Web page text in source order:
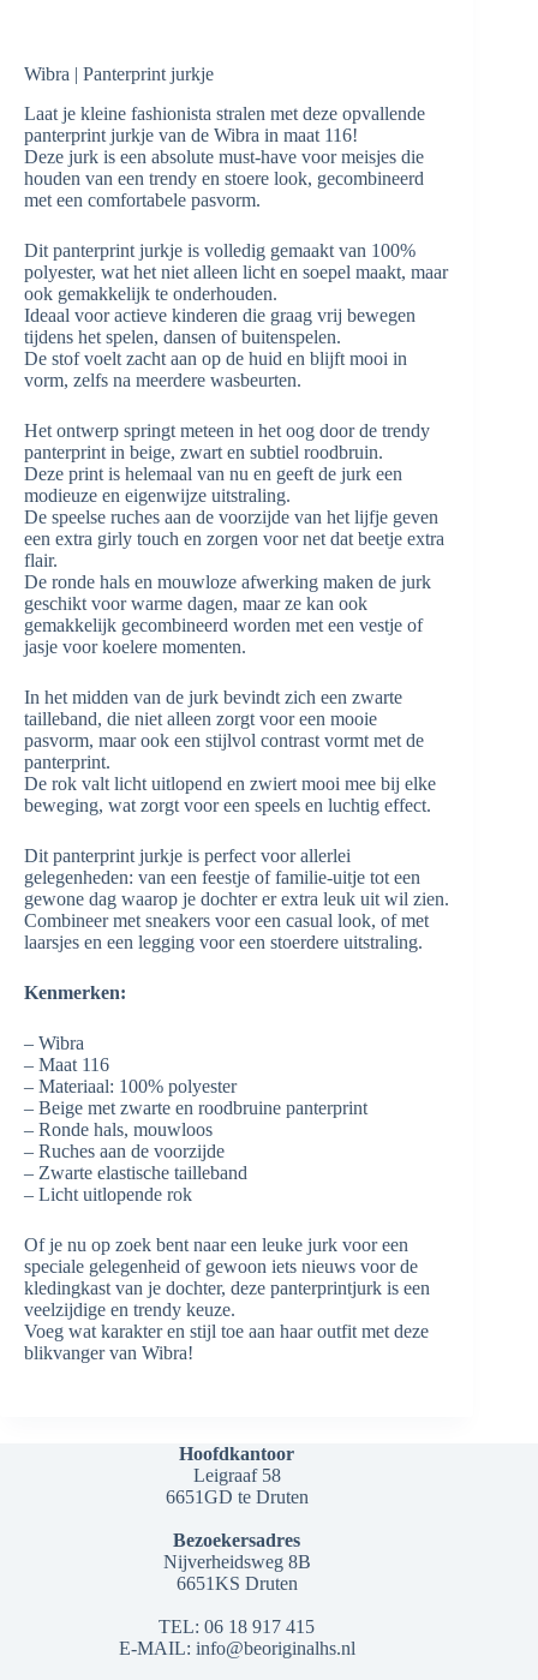
Wibra | Panterprint jurkje
Laat je kleine fashionista stralen met deze opvallende
panterprint jurkje van de Wibra in maat 116!
Deze jurk is een absolute must-have voor meisjes die
houden van een trendy en stoere look, gecombineerd
met een comfortabele pasvorm.
Dit panterprint jurkje is volledig gemaakt van 100%
polyester, wat het niet alleen licht en soepel maakt, maar
ook gemakkelijk te onderhouden.
Ideaal voor actieve kinderen die graag vrij bewegen
tijdens het spelen, dansen of buitenspelen.
De stof voelt zacht aan op de huid en blijft mooi in
vorm, zelfs na meerdere wasbeurten.
Het ontwerp springt meteen in het oog door de trendy
panterprint in beige, zwart en subtiel roodbruin.
Deze print is helemaal van nu en geeft de jurk een
modieuze en eigenwijze uitstraling.
De speelse ruches aan de voorzijde van het lijfje geven
een extra girly touch en zorgen voor net dat beetje extra
flair.
De ronde hals en mouwloze afwerking maken de jurk
geschikt voor warme dagen, maar ze kan ook
gemakkelijk gecombineerd worden met een vestje of
jasje voor koelere momenten.
In het midden van de jurk bevindt zich een zwarte
tailleband, die niet alleen zorgt voor een mooie
pasvorm, maar ook een stijlvol contrast vormt met de
panterprint.
De rok valt licht uitlopend en zwiert mooi mee bij elke
beweging, wat zorgt voor een speels en luchtig effect.
Dit panterprint jurkje is perfect voor allerlei
gelegenheden: van een feestje of familie-uitje tot een
gewone dag waarop je dochter er extra leuk uit wil zien.
Combineer met sneakers voor een casual look, of met
laarsjes en een legging voor een stoerdere uitstraling.
Kenmerken:
– Wibra
– Maat 116
– Materiaal: 100% polyester
– Beige met zwarte en roodbruine panterprint
– Ronde hals, mouwloos
– Ruches aan de voorzijde
– Zwarte elastische tailleband
– Licht uitlopende rok
Of je nu op zoek bent naar een leuke jurk voor een
speciale gelegenheid of gewoon iets nieuws voor de
kledingkast van je dochter, deze panterprintjurk is een
veelzijdige en trendy keuze.
Voeg wat karakter en stijl toe aan haar outfit met deze
blikvanger van Wibra!
Hoofdkantoor
Leigraaf 58
6651GD te Druten
Bezoekersadres
Nijverheidsweg 8B
6651KS Druten
TEL: 06 18 917 415
E-MAIL: info@beoriginalhs.nl